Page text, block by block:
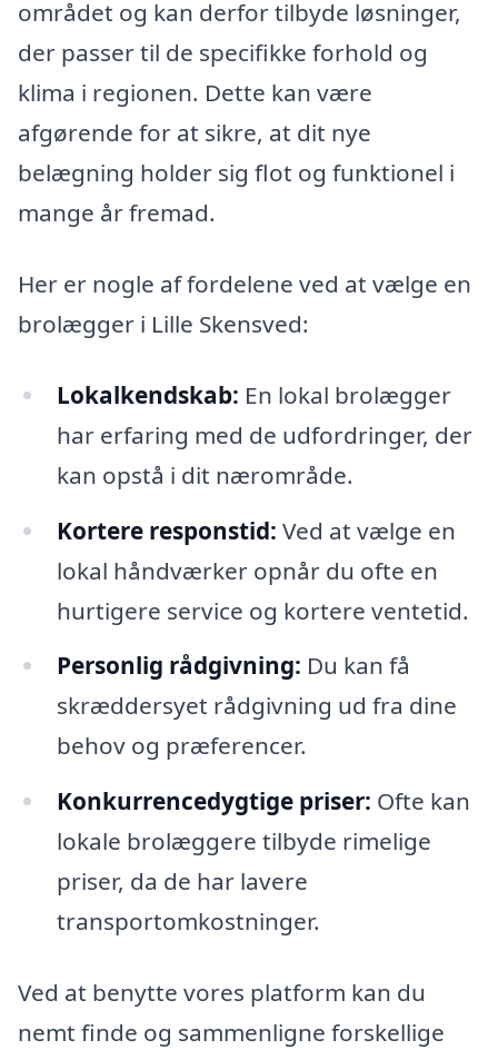
området og kan derfor tilbyde løsninger,
der passer til de specifikke forhold og
klima i regionen. Dette kan være
afgørende for at sikre, at dit nye
belægning holder sig flot og funktionel i
mange år fremad.
Her er nogle af fordelene ved at vælge en
brolægger i Lille Skensved:
Lokalkendskab: En lokal brolægger
har erfaring med de udfordringer, der
kan opstå i dit nærområde.
Kortere responstid: Ved at vælge en
lokal håndværker opnår du ofte en
hurtigere service og kortere ventetid.
Personlig rådgivning: Du kan få
skræddersyet rådgivning ud fra dine
behov og præferencer.
Konkurrencedygtige priser: Ofte kan
lokale brolæggere tilbyde rimelige
priser, da de har lavere
transportomkostninger.
Ved at benytte vores platform kan du
nemt finde og sammenligne forskellige